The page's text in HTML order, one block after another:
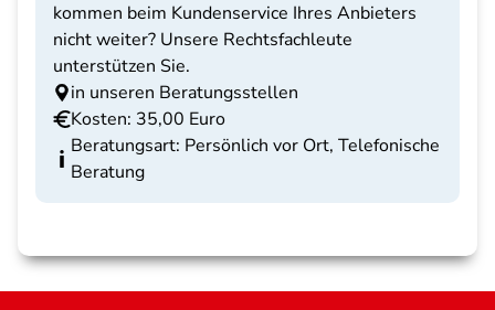
kommen beim Kundenservice Ihres Anbieters
nicht weiter? Unsere Rechtsfachleute
unterstützen Sie.
in unseren Beratungsstellen
Kosten: 35,00 Euro
Beratungsart: Persönlich vor Ort, Telefonische
Beratung